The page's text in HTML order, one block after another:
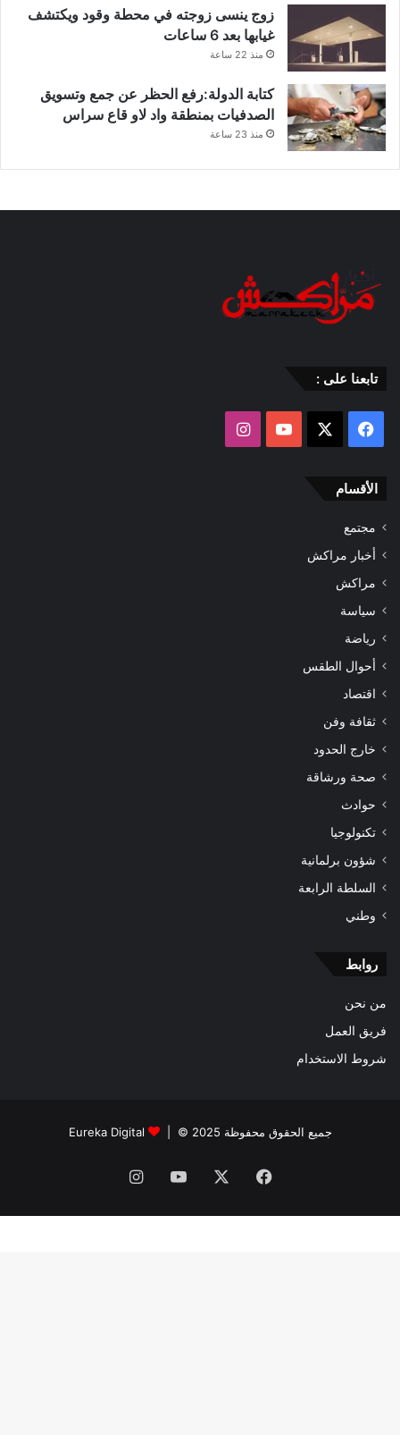
زوج ينسى زوجته في محطة وقود ويكتشف
غيابها بعد 6 ساعات
منذ 22 ساعة
كتابة الدولة:رفع الحظر عن جمع وتسويق
الصدفيات بمنطقة واد لاو قاع سراس
منذ 23 ساعة
تابعنا على :
فيسبوك ‫YouTube
الأقسام
مجتمع
أخبار مراكش
مراكش
سياسة
رياضة
أحوال الطقس
اقتصاد
ثقافة وفن
خارج الحدود
صحة ورشاقة
حوادث
تكنولوجيا
شؤون برلمانية
السلطة الرابعة
وطني
روابط
من نحن
فريق العمل
شروط الاستخدام
جميع الحقوق محفوظة 2025 © | Eureka Digital
فيسبوك ‫YouTube